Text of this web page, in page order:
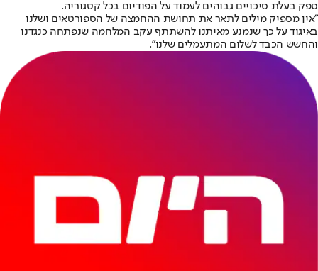
ספק בעלת סיכויים גבוהים לעמוד על הפודיום בכל קטגוריה.
"אין מספיק מילים לתאר את תחושת ההחמצה של הספורטאים ושלנו
באיגוד על כך שנמנע מאיתנו להשתתף עקב המלחמה שנפתחה כנגדנו
והחשש הכבד לשלום המתעמלים שלנו".